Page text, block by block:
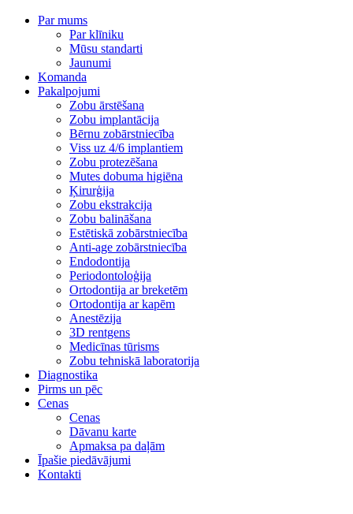
Par mums
Par klīniku
Mūsu standarti
Jaunumi
Komanda
Pakalpojumi
Zobu ārstēšana
Zobu implantācija
Bērnu zobārstniecība
Viss uz 4/6 implantiem
Zobu protezēšana
Mutes dobuma higiēna
Ķirurģija
Zobu ekstrakcija
Zobu balināšana
Estētiskā zobārstniecība
Anti-age zobārstniecība
Endodontija
Periodontoloģija
Ortodontija ar breketēm
Ortodontija ar kapēm
Anestēzija
3D rentgens
Medicīnas tūrisms
Zobu tehniskā laboratorija
Diagnostika
Pirms un pēc
Cenas
Cenas
Dāvanu karte
Apmaksa pa daļām
Īpašie piedāvājumi
Kontakti